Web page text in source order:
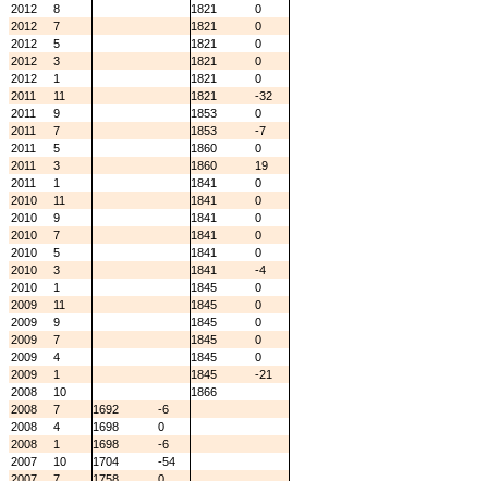
2012
8 1821
0
2012
7 1821
0
2012
5 1821
0
2012
3 1821
0
2012
1 1821
0
2011
11 1821
-32
2011
9 1853
0
2011
7 1853
-7
2011
5 1860
0
2011
3 1860
19
2011
1 1841
0
2010
11 1841
0
2010
9 1841
0
2010
7 1841
0
2010
5 1841
0
2010
3 1841
-4
2010
1 1845
0
2009
11 1845
0
2009
9 1845
0
2009
7 1845
0
2009
4 1845
0
2009
1 1845
-21
2008
10
1866
2008
7 1692
-6
2008
4 1698
0
2008
1 1698
-6
2007
10 1704
-54